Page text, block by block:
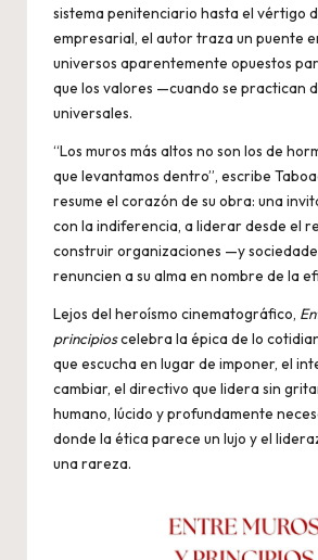
sistema penitenciario hasta el vértigo
empresarial, el autor traza un puente
universos aparentemente opuestos
que los valores —cuando se practican
universales.
“Los muros más altos no son los de
que levantamos dentro”, escribe
resume el corazón de su obra: una
con la indiferencia, a liderar desde el
construir organizaciones —y
renuncien a su alma en nombre de la
Lejos del heroísmo cinematográfico,
principioscelebra la épica de lo
que escucha en lugar de imponer, el
cambiar, el directivo que lidera sin
humano, lúcido y profundamente
donde la ética parece un lujo y el
una rareza.